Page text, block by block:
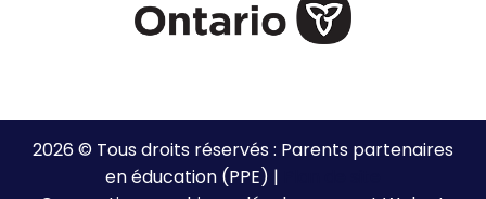
2026 © Tous droits réservés : Parents partenaires
en éducation (PPE) |